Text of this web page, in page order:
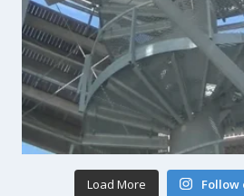
Load More Follow